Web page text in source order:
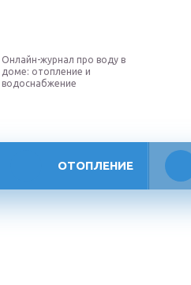
Онлайн-журнал про воду в
доме: отопление и
водоснабжение
ОТОПЛЕНИЕ